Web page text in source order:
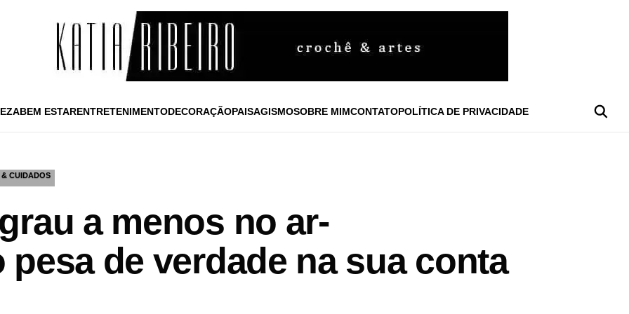
BEM ESTARENTRETENIMENTODECORAÇÃOPAISAGISMOSOBRE MIMCONTATOPOLÍTICA DE PRIVACIDADE
CUIDADOS
a menos no ar-
de verdade na sua conta